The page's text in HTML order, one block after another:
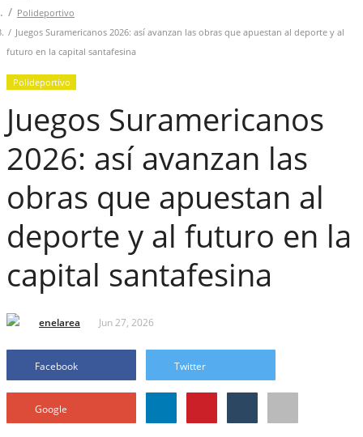
Polideportivo
Juegos Suramericanos 2026: así avanzan las obras que apuestan al deporte y al
futuro en la capital santafesina
Polideportivo
Juegos Suramericanos
2026: así avanzan las
obras que apuestan al
deporte y al futuro en la
capital santafesina
enelarea Jun 27, 2026
Facebook Twitter
Google